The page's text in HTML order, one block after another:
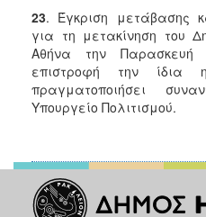
23. Έγκριση μετάβασης
για τη μετακίνηση του
Αθήνα την Παρασκευή
επιστροφή την ίδια
πραγματοποιήσει
Υπουργείο Πολιτισμού.